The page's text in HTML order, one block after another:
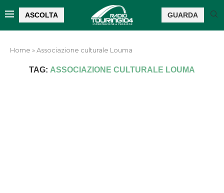
ASCOLTA GUARDA
Home »Associazione culturale Louma
TAG: ASSOCIAZIONE CULTURALE LOUMA